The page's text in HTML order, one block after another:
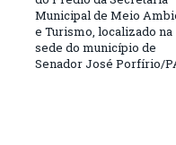
Municipal de Meio
e Turismo, localizado na
sede do município de
Senador José Porfírio/